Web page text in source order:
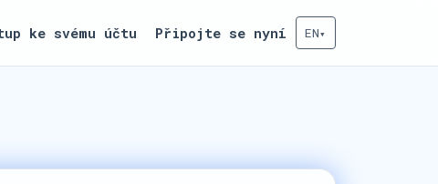
ke svému účtu Připojte se nyní EN▾